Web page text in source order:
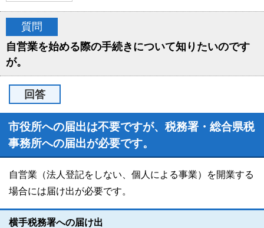
質問
自営業を始める際の手続きについて知りたいのです
が。
回答
市役所への届出は不要ですが、税務署・総合県税
事務所への届出が必要です。
自営業（法人登記をしない、個人による事業）を開業する
場合には届け出が必要です。
横手税務署への届け出